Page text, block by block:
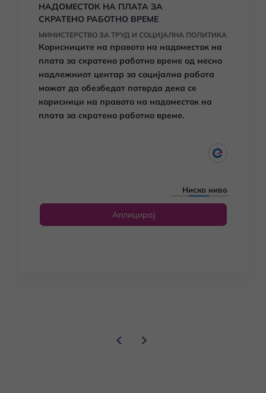
НАДОМЕСТОК НА ПЛАТА ЗА
СКРАТЕНО РАБОТНО ВРЕМЕ
МИНИСТЕРСТВО ЗА ТРУД И СОЦИЈАЛНА ПОЛИТИКА
Корисниците на правото на надоместок на
плата за скратено работно време од месно
надлежниот центар за социјална работа
можат да обезбедат потврда дека се
корисници на правото на надоместок на
плата за скратено работно време.
Ниско ниво
Аплицирај